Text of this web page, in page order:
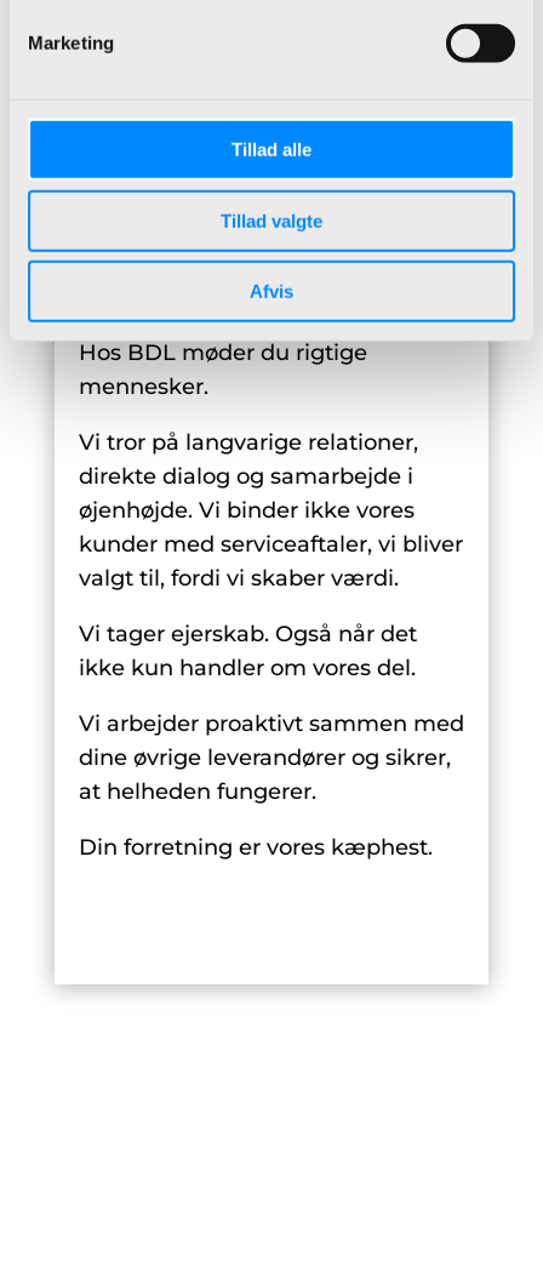
Marketing
Tillad alle
Tillad valgte
Afvis
løsning følger med tiden og jeres
Ingen bliver ladt tilbage.
Et samarbejde bygget på
tillid
Hos BDL møder du rigtige
mennesker.
Vi tror på langvarige relationer,
direkte dialog og samarbejde i
øjenhøjde. Vi binder ikke vores
kunder med serviceaftaler, vi bliver
valgt til, fordi vi skaber værdi.
Vi tager ejerskab. Også når det
ikke kun handler om vores del.
Vi arbejder proaktivt sammen med
dine øvrige leverandører og sikrer,
at helheden fungerer.
Din forretning er vores kæphest.